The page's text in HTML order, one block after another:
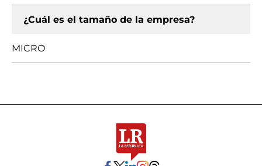
¿Cuál es el tamaño de la empresa?
MICRO